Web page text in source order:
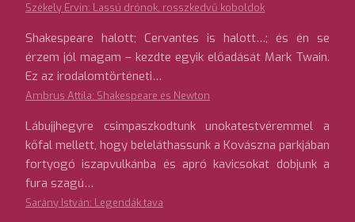
Székely Ervin: Lassú drónok, rosszkedvű koboldok
Shakespeare halott; Cervantes is halott…; és én se
érzem jól magam – kezdte egyik előadását Mark Twain.
Ez az irodalomtörténeti…
Ambrus Attila: Shakespeare és Newton
Lábujjhegyre csimpaszkodtunk unokatestvéremmel a
kőfal mellett, hogy beleláthassunk a Kovászna parkjában
fortyogó iszapvulkánba és apró kavicsokat dobjunk a
fura szagú…
Sarány István: Legendák tava